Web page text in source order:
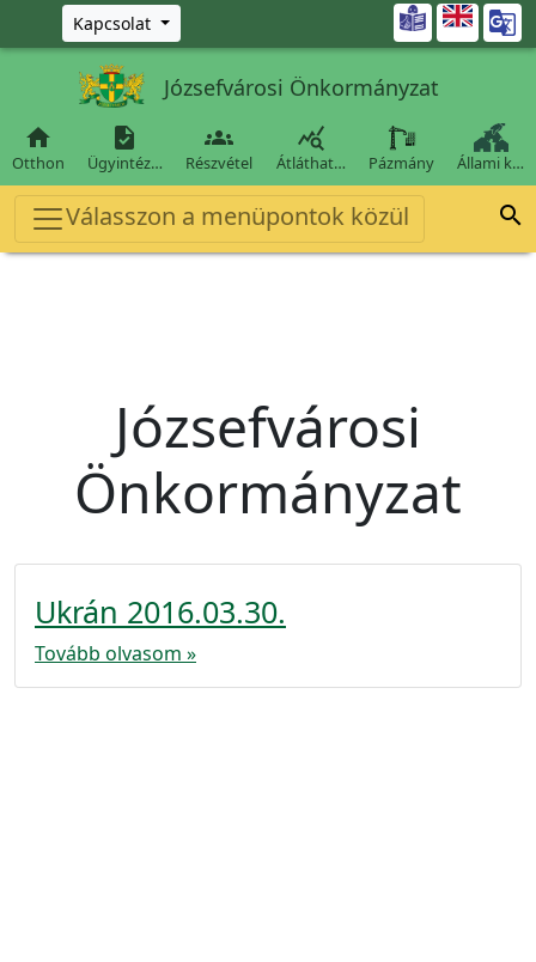
Ugrás a fő tartalomra
Kapcsolat 
Józsefvárosi Önkormányzat

Otthon

Ügyintéz…

Részvétel

Átláthat… Pázmány Állami k…
Válasszon a menüpontok közül 
Józsefvárosi
Önkormányzat
Ukrán 2016.03.30.
Tovább olvasom »